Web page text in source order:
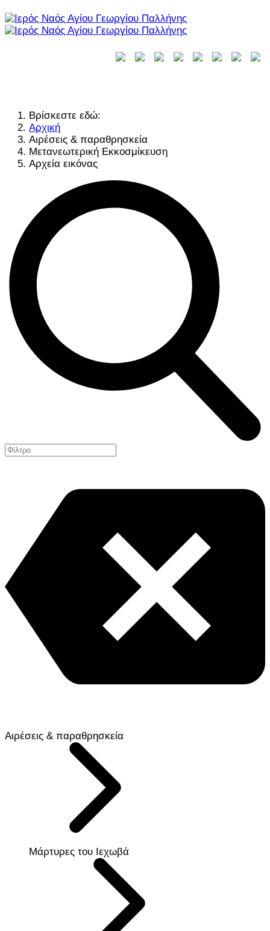
Βρίσκεστε εδώ:
Αρχική
Αιρέσεις & παραθρησκεία
Μετανεωτερική Εκκοσμίκευση
Αρχεία εικόνας
Αιρέσεις & παραθρησκεία
Μάρτυρες του Ιεχωβά